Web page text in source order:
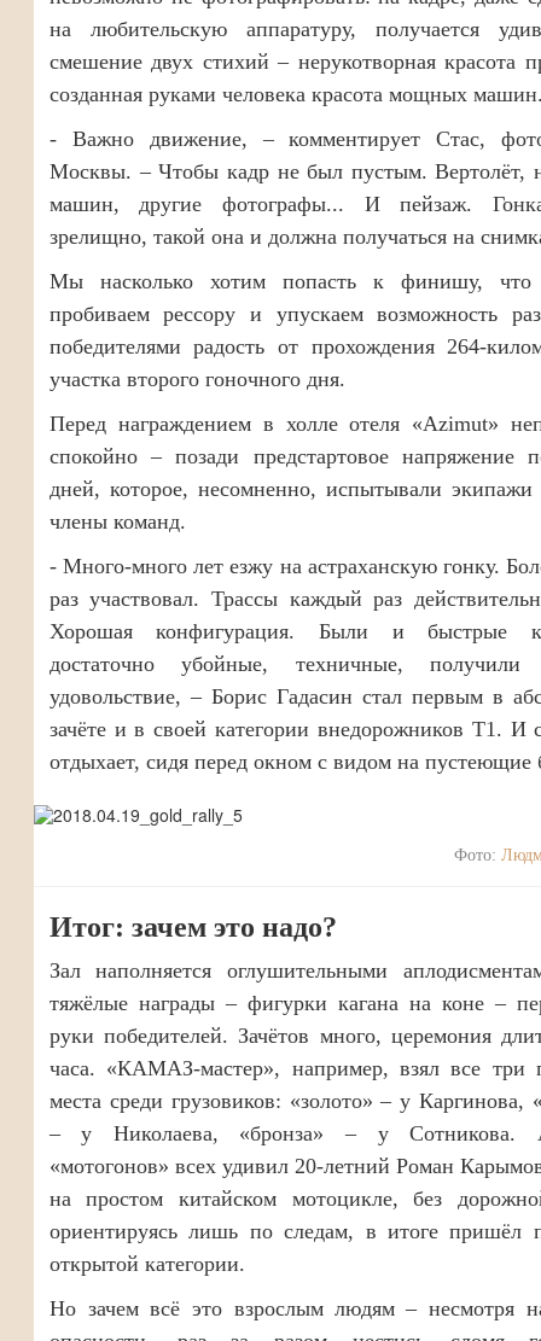
на любительскую аппаратуру, получается
смешение двух стихий – нерукотворная красота
созданная руками человека красота мощных
- Важно движение, – комментирует Стас,
Москвы. – Чтобы кадр не был пустым. Вертолёт,
машин, другие фотографы... И пейзаж.
зрелищно, такой она и должна получаться на
Мы насколько хотим попасть к финишу, что
пробиваем рессору и упускаем возможность
победителями радость от прохождения 264-
участка второго гоночного дня.
Перед награждением в холле отеля «Azimut»
спокойно – позади предстартовое напряжение
дней, которое, несомненно, испытывали экипажи
члены команд.
- Много-много лет езжу на астраханскую гонку.
раз участвовал. Трассы каждый раз
Хорошая конфигурация. Были и быстрые
достаточно убойные, техничные, получили
удовольствие, – Борис Гадасин стал первым в
зачёте и в своей категории внедорожников T1. И
отдыхает, сидя перед окном с видом на пустеющие
Фото:
Итог: зачем это надо?
Зал наполняется оглушительными
тяжёлые награды – фигурки кагана на коне –
руки победителей. Зачётов много, церемония
часа. «КАМАЗ-мастер», например, взял все три
места среди грузовиков: «золото» – у Каргинова,
– у Николаева, «бронза» – у Сотникова.
«мотогонов» всех удивил 20-летний Роман
на простом китайском мотоцикле, без
ориентируясь лишь по следам, в итоге пришёл
открытой категории.
Но зачем всё это взрослым людям – несмотря